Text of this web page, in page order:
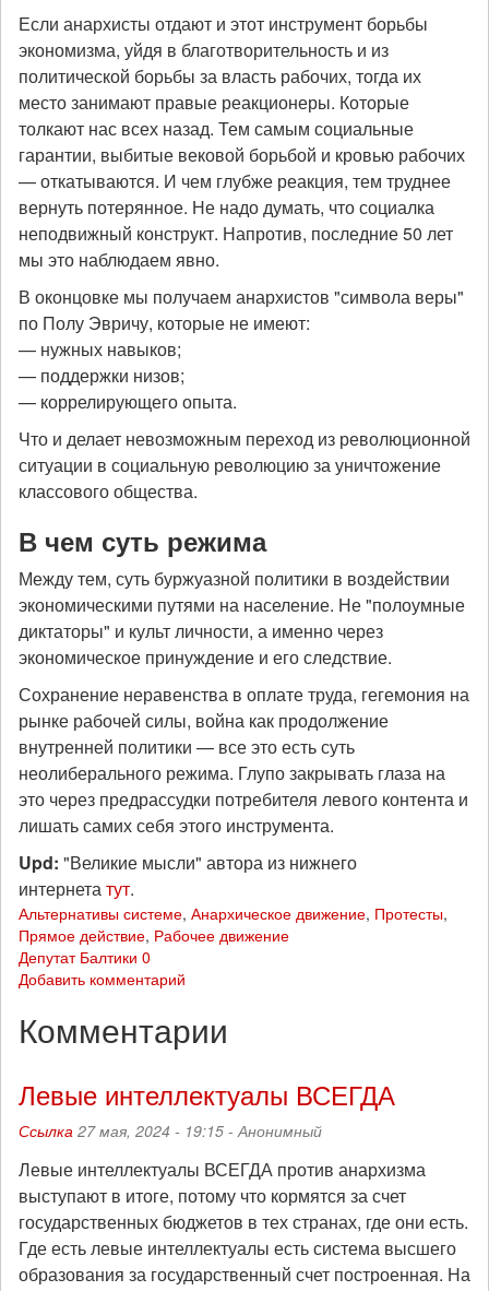
Если анархисты отдают и этот инструмент борьбы
экономизма, уйдя в благотворительность и из
политической борьбы за власть рабочих, тогда их
место занимают правые реакционеры. Которые
толкают нас всех назад. Тем самым социальные
гарантии, выбитые вековой борьбой и кровью рабочих
— откатываются. И чем глубже реакция, тем труднее
вернуть потерянное. Не надо думать, что социалка
неподвижный конструкт. Напротив, последние 50 лет
мы это наблюдаем явно.
В оконцовке мы получаем анархистов "символа веры"
по Полу Эвричу, которые не имеют:
— нужных навыков;
— поддержки низов;
— коррелирующего опыта.
Что и делает невозможным переход из революционной
ситуации в социальную революцию за уничтожение
классового общества.
В чем суть режима
Между тем, суть буржуазной политики в воздействии
экономическими путями на население. Не "полоумные
диктаторы" и культ личности, а именно через
экономическое принуждение и его следствие.
Сохранение неравенства в оплате труда, гегемония на
рынке рабочей силы, война как продолжение
внутренней политики — все это есть суть
неолиберального режима. Глупо закрывать глаза на
это через предрассудки потребителя левого контента и
лишать самих себя этого инструмента.
Upd: "Великие мысли" автора из нижнего
интернетатут.
Альтернативы системе, Анархическое движение, Протесты,
Прямое действие, Рабочее движение
Депутат Балтики 0
Добавить комментарий
Комментарии
Левые интеллектуалы ВСЕГДА
Ссылка 27 мая, 2024 - 19:15 -Анонимный
Левые интеллектуалы ВСЕГДА против анархизма
выступают в итоге, потому что кормятся за счет
государственных бюджетов в тех странах, где они есть.
Где есть левые интеллектуалы есть система высшего
образования за государственный счет построенная. На